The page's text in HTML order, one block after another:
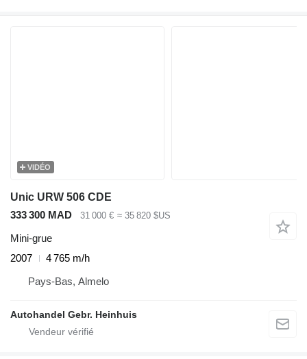
VIDÉO
Unic URW 506 CDE
333 300 MAD
31 000 € ≈ 35 820 $US
Mini-grue
2007
4 765 m/h
Pays-Bas, Almelo
Autohandel Gebr. Heinhuis